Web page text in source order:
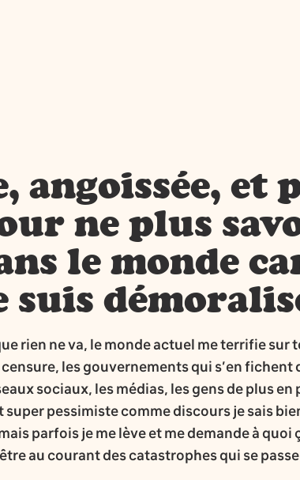
angoissée, et
ne plus
le monde
suis
rien ne va, le monde actuel me terrifie sur
les gouvernements qui s’en fichent
sociaux, les médias, les gens de plus en
pessimiste comme discours je sais
parfois je me lève et me demande à quoi
au courant des catastrophes qui se